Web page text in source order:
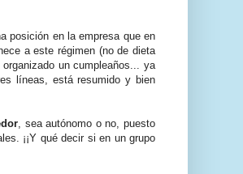
posición en la empresa que en
a este régimen (no de dieta
un cumpleaños... ya
líneas, está resumido y bien
, sea autónomo o no, puesto
¡¡Y qué decir si en un grupo